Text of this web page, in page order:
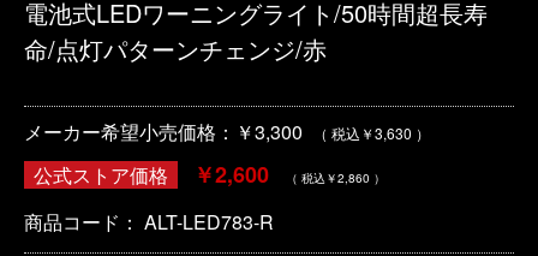
電池式LEDワーニングライト/50時間超長寿
命/点灯パターンチェンジ/赤
メーカー希望小売価格：￥3,300 （ 税込￥3,630 ）
公式ストア価格 ￥2,600 （ 税込￥2,860 ）
商品コード： ALT-LED783-R